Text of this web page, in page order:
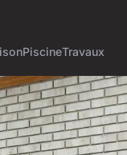
PiscineTravaux